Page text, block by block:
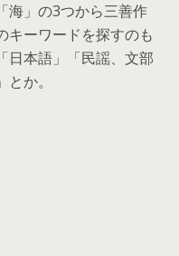
海」の3つから三善作
キーワードを探すのも
日本語」「民謡、文部
か。